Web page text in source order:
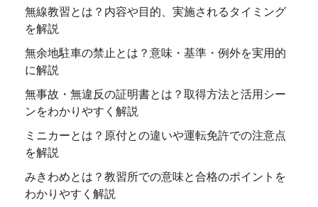
無線教習とは？内容や目的、実施されるタイミング
を解説
無余地駐車の禁止とは？意味・基準・例外を実用的
に解説
無事故・無違反の証明書とは？取得方法と活用シー
ンをわかりやすく解説
ミニカーとは？原付との違いや運転免許での注意点
を解説
みきわめとは？教習所での意味と合格のポイントを
わかりやすく解説